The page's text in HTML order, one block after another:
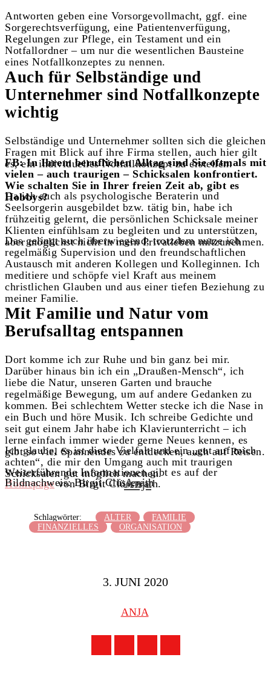
Antworten geben eine Vorsorgevollmacht, ggf. eine
Sorgerechtsverfügung, eine Patientenverfügung,
Regelungen zur Pflege, ein Testament und ein
Notfallordner – um nur die wesentlichen Bausteine
eines Notfallkonzeptes zu nennen.
Auch für Selbständige und
Unternehmer sind Notfallkonzepte
wichtig
Selbständige und Unternehmer sollten sich die gleichen
Fragen mit Blick auf ihre Firma stellen, auch hier gilt
es, ein individuelles Notfallkonzept zu erstellen.
FB: In Ihrem beruflichen Alltag sind Sie oftmals mit
vielen – auch traurigen – Schicksalen konfrontiert.
Wie schalten Sie in Ihrer freien Zeit ab, gibt es
Hobbys?
Da ich auch als psychologische Beraterin und
Seelsorgerin ausgebildet bzw. tätig bin, habe ich
frühzeitig gelernt, die persönlichen Schicksale meiner
Klienten einfühlsam zu begleiten und zu unterstützen,
aber möglichst nicht in mein Privatleben mitzunehmen.
Das gelingt auch überwiegend, trotzdem nutze ich
regelmäßig Supervision und den freundschaftlichen
Austausch mit anderen Kollegen und Kolleginnen. Ich
meditiere und schöpfe viel Kraft aus meinem
christlichen Glauben und aus einer tiefen Beziehung zu
meiner Familie.
Mit Familie und Natur vom
Berufsalltag entspannen
Dort komme ich zur Ruhe und bin ganz bei mir.
Darüber hinaus bin ich ein „Draußen-Mensch“, ich
liebe die Natur, unseren Garten und brauche
regelmäßige Bewegung, um auf andere Gedanken zu
kommen. Bei schlechtem Wetter stecke ich die Nase in
ein Buch und höre Musik. Ich schreibe Gedichte und
seit gut einem Jahr habe ich Klavierunterricht – ich
lerne einfach immer wieder gerne Neues kennen, es
gibt so viel Spannendes zu entdecken, auch auf Reisen.
Ich glaube, es ist diese Vielfalt und ein „gut auf mich
achten“, die mir den Umgang auch mit traurigen
Schicksalen gut möglich machen.
Weiterführende Informationen gibt es auf der
Homepagevon Birgit Clüsserath.
Bildnachweis: Birgit Clüsserath
Anja
Schlagwörter: ALTER
FAMILIE
FINANZIELLES
ORGANISATION
3. JUNI 2020
ANJA